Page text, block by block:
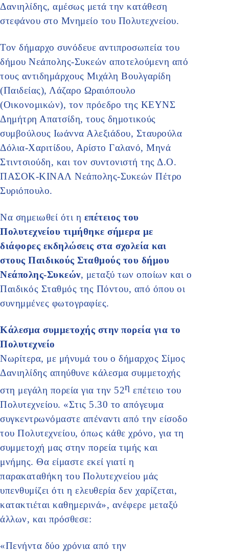
Δανιηλίδης, αμέσως μετά την κατάθεση
στεφάνου στο Μνημείο του Πολυτεχνείου.
Τον δήμαρχο συνόδευε αντιπροσωπεία του
δήμου Νεάπολης-Συκεών αποτελούμενη από
τους αντιδημάρχους Μιχάλη Βουλγαρίδη
(Παιδείας), Λάζαρο Ωραιόπουλο
(Οικονομικών), τον πρόεδρο της ΚΕΥΝΣ
Δημήτρη Απατσίδη, τους δημοτικούς
συμβούλους Ιωάννα Αλεξιάδου, Σταυρούλα
Δόλια-Χαριτίδου, Αρίστο Γαλανό, Μηνά
Στιντσιούδη, και τον συντονιστή της Δ.Ο.
ΠΑΣΟΚ-ΚΙΝΑΛ Νεάπολης-Συκεών Πέτρο
Συριόπουλο.
Να σημειωθεί ότι η επέτειος του
Πολυτεχνείου τιμήθηκε σήμερα με
διάφορες εκδηλώσεις στα σχολεία και
στους Παιδικούς Σταθμούς του δήμου
Νεάπολης-Συκεών, μεταξύ των οποίων και ο
Παιδικός Σταθμός της Πόντου, από όπου οι
συνημμένες φωτογραφίες.
Κάλεσμα συμμετοχής στην πορεία για το
Πολυτεχνείο
Νωρίτερα, με μήνυμά του ο δήμαρχος Σίμος
Δανιηλίδης απηύθυνε κάλεσμα συμμετοχής
στη μεγάλη πορεία για την 52η επέτειο του
Πολυτεχνείου. «Στις 5.30 το απόγευμα
συγκεντρωνόμαστε απέναντι από την είσοδο
του Πολυτεχνείου, όπως κάθε χρόνο, για τη
συμμετοχή μας στην πορεία τιμής και
μνήμης. Θα είμαστε εκεί γιατί η
παρακαταθήκη του Πολυτεχνείου μάς
υπενθυμίζει ότι η ελευθερία δεν χαρίζεται,
κατακτιέται καθημερινά», ανέφερε μεταξύ
άλλων, και πρόσθεσε:
«Πενήντα δύο χρόνια από την